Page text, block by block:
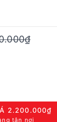
2.200.000₫
tận nơi